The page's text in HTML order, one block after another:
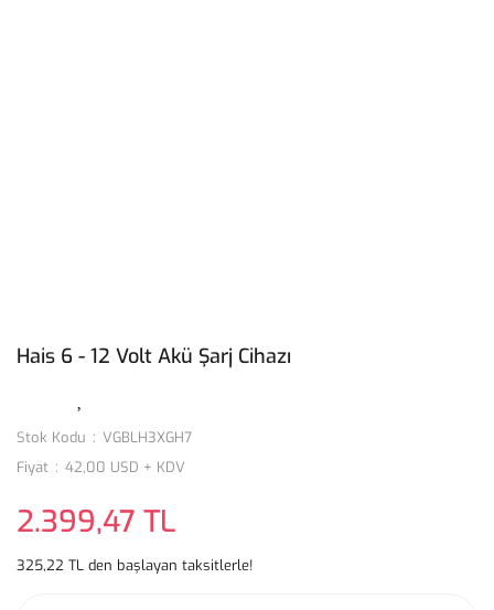
Hais 6 - 12 Volt Akü Şarj Cihazı
Stok Kodu
VGBLH3XGH7
Fiyat
42,00 USD + KDV
2.399,47 TL
325,22 TL den başlayan taksitlerle!